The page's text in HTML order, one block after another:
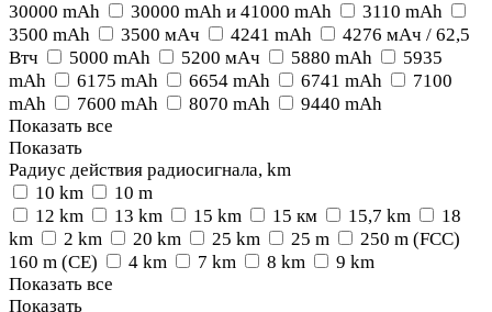
30000 mAh
30000 mAh и 41000 mAh
3110 mAh
3500 mAh
3500 мАч 4241 mAh
4276 мАч / 62,5
Втч
5000 mAh 5200 мАч 5880 mAh
5935
mAh
6175 mAh 6654 mAh 6741 mAh
7100
mAh
7600 mAh 8070 mAh
9440 mAh
Показать все
Показать
Радиус действия радиосигнала, km
10 km
10 m
12 km
13 km 15 km 15 км 15,7 km
18
km
2 km 20 km 25 km 25 m
250 m (FCC)
160 m (CE)
4 km 7 km 8 km
9 km
Показать все
Показать